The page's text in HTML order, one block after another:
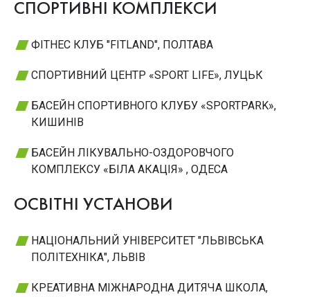
СПОРТИВНІ КОМПЛЕКСИ
ФІТНЕС КЛУБ "FITLAND", ПОЛТАВА
СПОРТИВНИЙ ЦЕНТР «SPORT LIFE», ЛУЦЬК
БАСЕЙН СПОРТИВНОГО КЛУБУ «SPORTPARK»,
КИШИНІВ
БАСЕЙН ЛІКУВАЛЬНО-ОЗДОРОВЧОГО
КОМПЛЕКСУ «БІЛА АКАЦІЯ» , ОДЕСА
ОСВІТНІ УСТАНОВИ
НАЦІОНАЛЬНИЙ УНІВЕРСИТЕТ "ЛЬВІВСЬКА
ПОЛІТЕХНІКА", ЛЬВІВ
КРЕАТИВНА МІЖНАРОДНА ДИТЯЧА ШКОЛА,